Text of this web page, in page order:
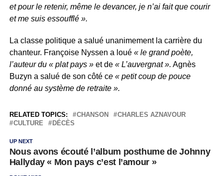
et pour le retenir, même le devancer, je n’ai fait que courir
et me suis essoufflé ».
La classe politique a salué unanimement la carrière du
chanteur. Françoise Nyssen a loué« le grand poète,
l’auteur du « plat pays »et de « L’auvergnat ». Agnès
Buzyn a salué de son côté ce « petit coup de pouce
donné au système de retraite ».
RELATED TOPICS: CHANSON
CHARLES AZNAVOUR
CULTURE
DÉCÈS
UP NEXT
Nous avons écouté l’album posthume de Johnny
Hallyday « Mon pays c’est l’amour »